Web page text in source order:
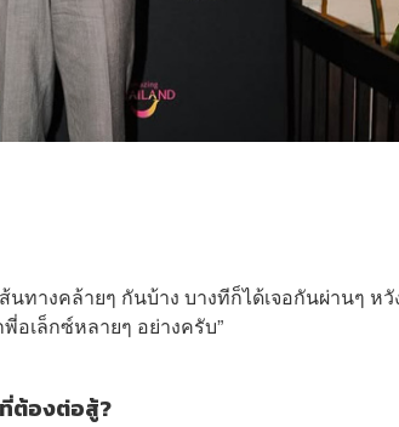
ทางคล้ายๆ กันบ้าง บางทีก็ได้เจอกันผ่านๆ หวั
เล็กซ์หลายๆ อย่างครับ”
ที่ต้องต่อสู้?